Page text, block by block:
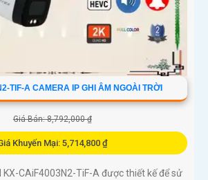
TIF-A CAMERA IP GHI ÂM NGOÀI TRỜI
Giá Bán: 8,792,000 ₫
Khuyến Mại: 5,714,800 ₫
KX-CAiF4003N2-TiF-A được thiết kế để sử